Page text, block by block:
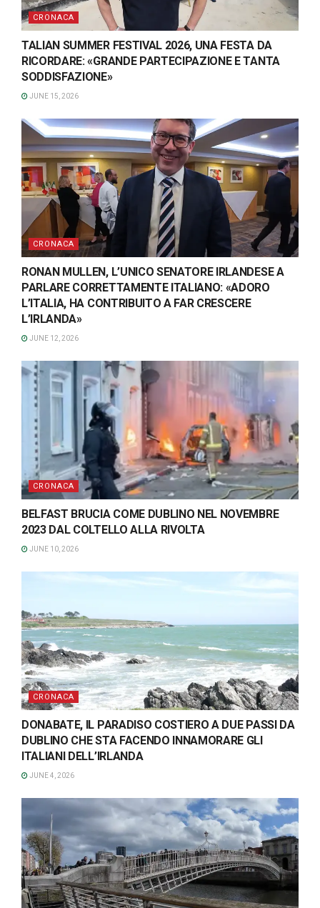
CRONACA
TALIAN SUMMER FESTIVAL 2026, UNA FESTA DA
RICORDARE: «GRANDE PARTECIPAZIONE E TANTA
SODDISFAZIONE»
JUNE 15, 2026
CRONACA
RONAN MULLEN, L’UNICO SENATORE IRLANDESE A
PARLARE CORRETTAMENTE ITALIANO: «ADORO
L’ITALIA, HA CONTRIBUITO A FAR CRESCERE
L’IRLANDA»
JUNE 12, 2026
CRONACA
BELFAST BRUCIA COME DUBLINO NEL NOVEMBRE
2023 DAL COLTELLO ALLA RIVOLTA
JUNE 10, 2026
CRONACA
DONABATE, IL PARADISO COSTIERO A DUE PASSI DA
DUBLINO CHE STA FACENDO INNAMORARE GLI
ITALIANI DELL’IRLANDA
JUNE 4, 2026